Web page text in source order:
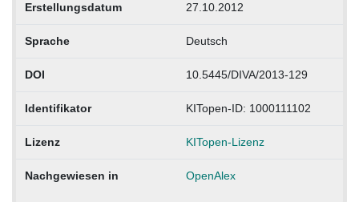
Erstellungsdatum 27.10.2012
Sprache Deutsch
DOI 10.5445/DIVA/2013-129
Identifikator KITopen-ID: 1000111102
Lizenz KITopen-Lizenz
Nachgewiesen in OpenAlex